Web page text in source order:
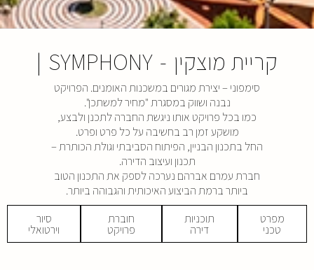
קריית מוצקין -
SYMPHONY
|
סימפוני – יצירת מגורים במשכנות האומנים. הפרויקט
נבנה ושווק במסגרת "מחיר למשתכן".
כמו בכל פרויקט אותו ניגשת החברה לתכנן ולבצע,
מושקע זמן רב בחשיבה על כל פרט ופרט.
החל בתכנון הבניין, הפיתוח הסביבתי וגולת הכותרת –
תכנון ועיצוב הדירה.
​חברת עמרם אברהם נערכה לספק את התכנון הטוב
ביותר ברמת הביצוע האיכותית והגבוהה ביותר.
מפרט
טכני
תוכניות
דירה
חוברת
פרויקט
סיור
וירטואלי